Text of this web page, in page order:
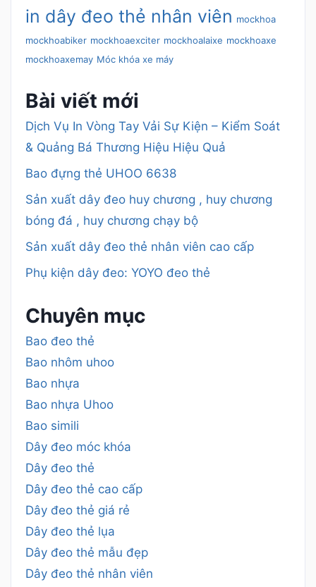
in dây đeo thẻ nhân viên mockhoa
mockhoabiker mockhoaexciter mockhoalaixe mockhoaxe
mockhoaxemay Móc khóa xe máy
Bài viết mới
Dịch Vụ In Vòng Tay Vải Sự Kiện – Kiểm Soát
& Quảng Bá Thương Hiệu Hiệu Quả
Bao đựng thẻ UHOO 6638
Sản xuất dây đeo huy chương , huy chương
bóng đá , huy chương chạy bộ
Sản xuất dây đeo thẻ nhân viên cao cấp
Phụ kiện dây đeo: YOYO đeo thẻ
Chuyên mục
Bao đeo thẻ
Bao nhôm uhoo
Bao nhựa
Bao nhựa Uhoo
Bao simili
Dây đeo móc khóa
Dây đeo thẻ
Dây đeo thẻ cao cấp
Dây đeo thẻ giá rẻ
Dây đeo thẻ lụa
Dây đeo thẻ mẫu đẹp
Dây đeo thẻ nhân viên